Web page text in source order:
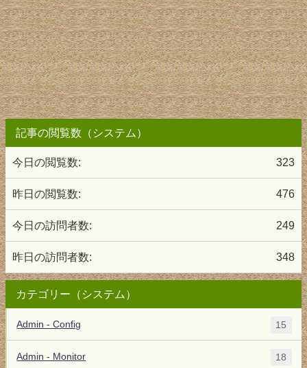
記事の閲覧数（システム）
323
今日の閲覧数:
476
昨日の閲覧数:
249
今日の訪問者数:
348
昨日の訪問者数:
カテゴリー（システム）
Admin - Config 15
Admin - Monitor 18